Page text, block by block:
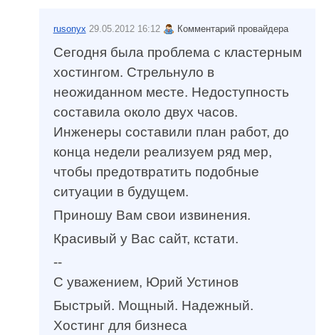
rusonyx 29.05.2012 16:12 Комментарий провайдера
Сегодня была проблема с кластерным
хостингом. Стрельнуло в
неожиданном месте. Недоступность
составила около двух часов.
Инженеры составили план работ, до
конца недели реализуем ряд мер,
чтобы предотвратить подобные
ситуации в будущем.
Приношу Вам свои извинения.
Красивый у Вас сайт, кстати.
--
С уважением, Юрий Устинов
Быстрый. Мощный. Надежный.
Хостинг для бизнеса